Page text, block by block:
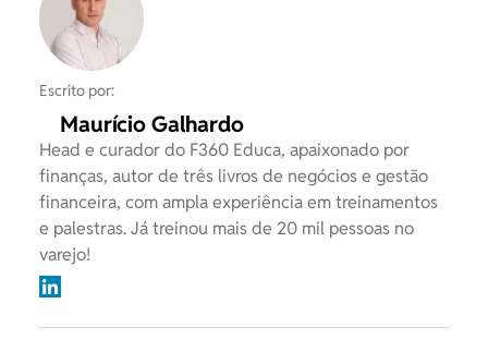
Escrito por:
Maurício Galhardo
Head e curador do F360 Educa, apaixonado por
finanças, autor de três livros de negócios e gestão
financeira, com ampla experiência em treinamentos
e palestras. Já treinou mais de 20 mil pessoas no
varejo!